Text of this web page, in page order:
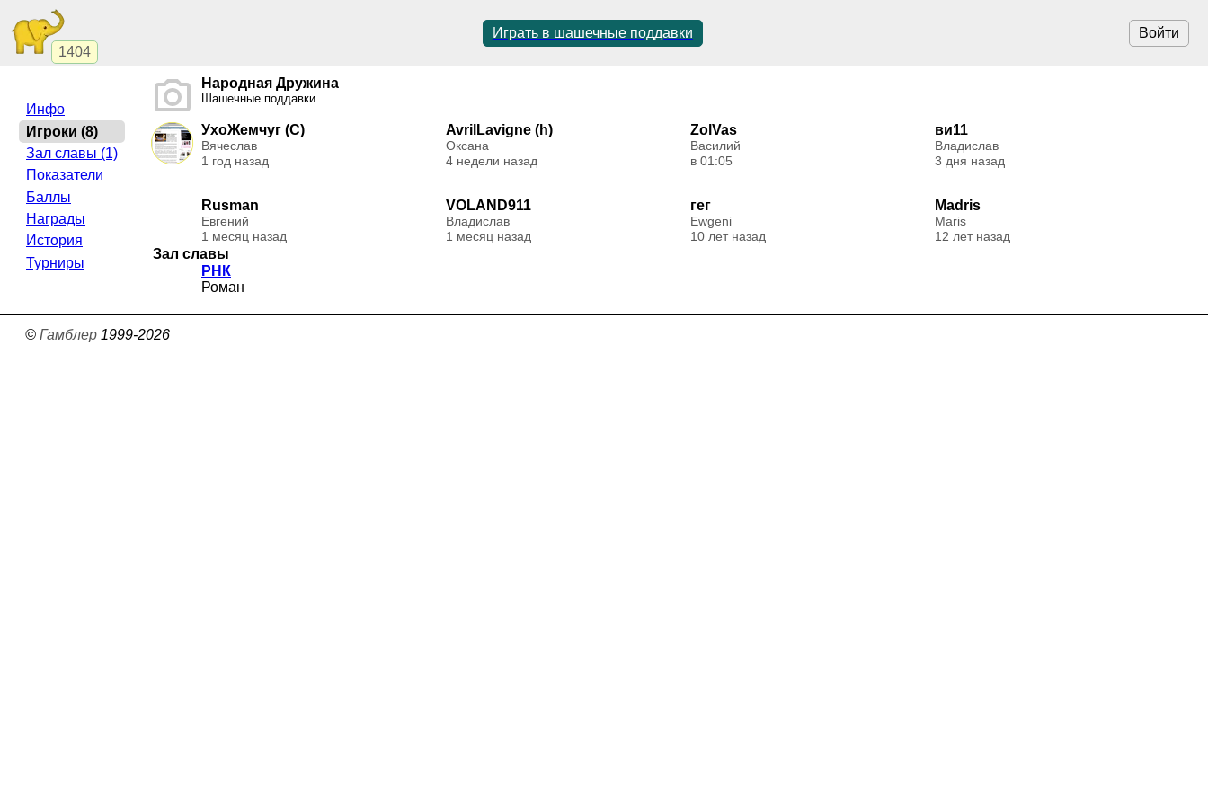
1404
Войти
Играть в шашечные поддавки
Народная Дружина
Шашечные поддавки
УхоЖемчуг (C)
Вячеслав
1 год назад
AvrilLavigne (h)
Оксана
4 недели назад
ZolVas
Василий
в 01:05
ви11
Владислав
3 дня назад
Rusman
Евгений
1 месяц назад
VOLAND911
Владислав
1 месяц назад
гег
Ewgeni
10 лет назад
Madris
Maris
12 лет назад
Зал славы
РНК
Роман
Инфо
Игроки (8)
Зал славы (1)
Показатели
Баллы
Награды
История
Турниры
© Гамблер1999-2026